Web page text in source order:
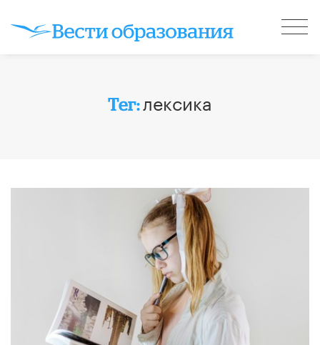
Тег:лексика